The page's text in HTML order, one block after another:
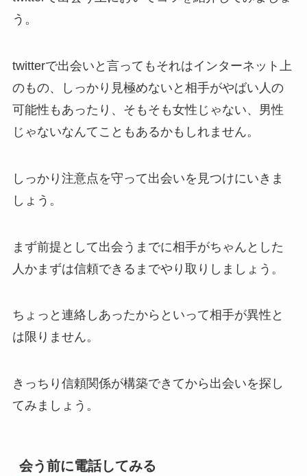
う。
twitterで出会いと言ってもそれはインターネット上
のもの、しっかり見極めないと相手がやばい人の
可能性もあったり、そもそも女性じゃない、男性
じゃないなんてこともあるかもしれません。
しっかり注意点を守って出会いを見つけにいきま
しょう。
まず前提として出会うまでに相手がちゃんとした
人かまずは信頼できるまでやり取りしましょう。
ちょっと連絡しあったからといって相手が異性と
は限りません。
きっちり信頼関係が構築できてから出会いを探し
てみましょう。
会う前に電話してみる